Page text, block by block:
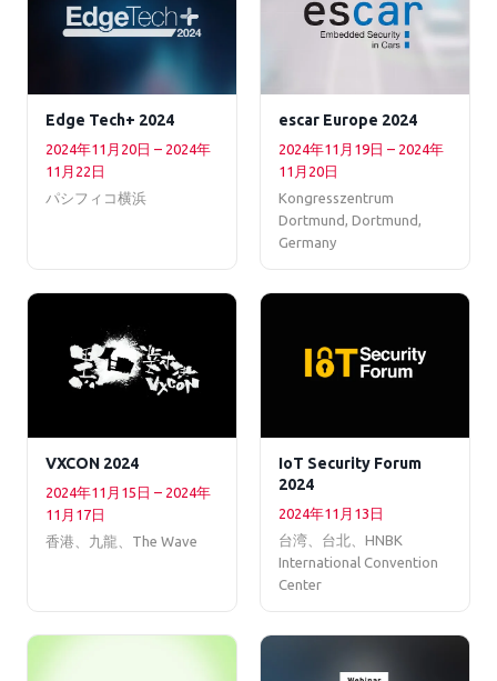
Edge Tech+ 2024
2024年11月20日 – 2024年
11月22日
パシフィコ横浜
escar Europe 2024
2024年11月19日 – 2024年
11月20日
Kongresszentrum
Dortmund, Dortmund,
Germany
VXCON 2024
2024年11月15日 – 2024年
11月17日
香港、九龍、The Wave
IoT Security Forum
2024
2024年11月13日
台湾、台北、HNBK
International Convention
Center